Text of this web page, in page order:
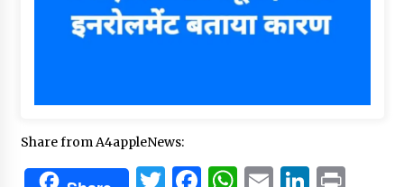
Share from A4appleNews: